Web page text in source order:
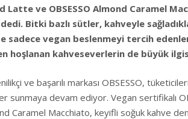
Latte ve OBSESSO Almond Caramel
Bitki bazlı sütler, kahveyle
sadece vegan beslenmeyi tercih
hoşlanan kahveseverlerin de büyük
ve başarılı markası OBSESSO,
sunmaya devam ediyor. Vegan sertifikalı
Caramel Macchiato, keyifli soğuk kahve